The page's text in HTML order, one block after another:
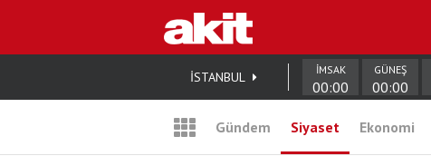
İSTANBUL İMSAK
00:00
GÜNEŞ
00:00
Gündem Siyaset Ekonomi